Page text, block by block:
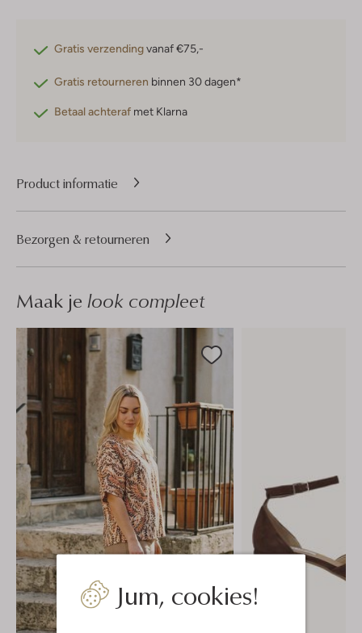
Jum, cookies!
Gratis verzendingvanaf €75,-
Gratis retourneren binnen 30 dagen*
Betaal achteraf met Klarna
Product informatie
Bezorgen & retourneren
Maak je look compleet